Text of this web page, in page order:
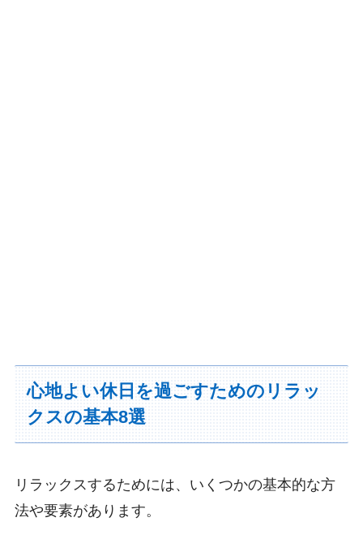
心地よい休日を過ごすためのリラッ
クスの基本8選
リラックスするためには、いくつかの基本的な方
法や要素があります。